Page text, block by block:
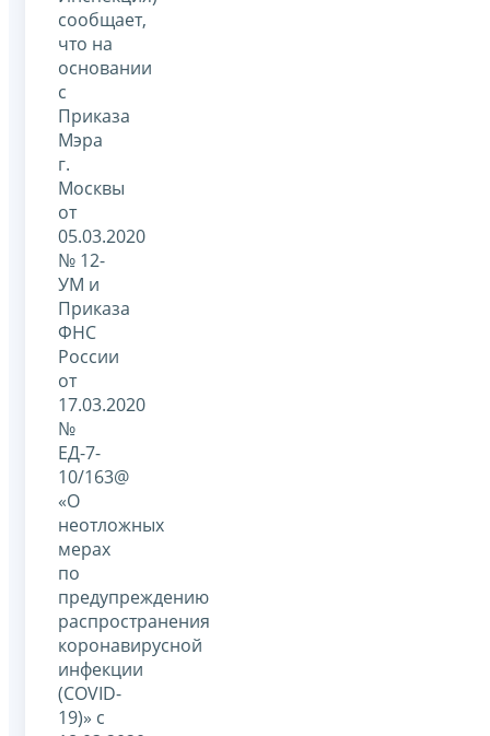
сообщает,
что на
основании
с
Приказа
Мэра
г.
Москвы
от
05.03.2020
№ 12-
УМ и
Приказа
ФНС
России
от
17.03.2020
№
ЕД-7-
10/163@
«О
неотложных
мерах
по
предупреждению
распространения
коронавирусной
инфекции
(COVID-
19)» с